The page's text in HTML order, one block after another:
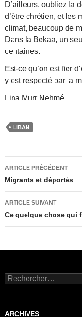
D’ailleurs, oubliez la
d’être chrétien, et les
climat, beaucoup de
Dans la Békaa, un
centaines.
Est-ce qu’on est fier
y est respecté par la
Lina Murr Nehmé
LIBAN
Navigation
des
articles
ARTICLE PRÉCÉDENT
Migrants et déportés
ARTICLE SUIVANT
Ce quelque chose qui
Rechercher :
ARCHIVES